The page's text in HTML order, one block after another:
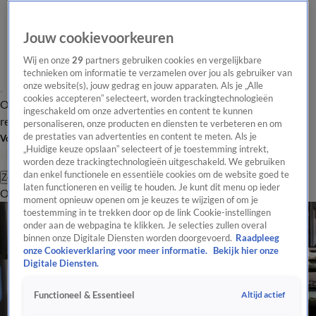
Overzicht Laatste nieuws Regionieuws Het beste van Hart
Tip de
redactie
Volg Hart van Nederland
Zoeken
OverzichtRegioUitzendingenWeerTip de redactiePanelVideo's
Jouw cookievoorkeuren
Wij en onze29 partners gebruiken cookies en vergelijkbare
technieken om informatie te verzamelen over jou als gebruiker van
onze website(s), jouw gedrag en jouw apparaten. Als je „Alle
cookies accepteren” selecteert, worden trackingtechnologieën
ingeschakeld om onze advertenties en content te kunnen
personaliseren, onze producten en diensten te verbeteren en om
de prestaties van advertenties en content te meten. Als je
„Huidige keuze opslaan” selecteert of je toestemming intrekt,
worden deze trackingtechnologieën uitgeschakeld. We gebruiken
dan enkel functionele en essentiële cookies om de website goed te
laten functioneren en veilig te houden. Je kunt dit menu op ieder
moment opnieuw openen om je keuzes te wijzigen of om je
toestemming in te trekken door op de link Cookie-instellingen
onder aan de webpagina te klikken. Je selecties zullen overal
binnen onze Digitale Diensten worden doorgevoerd. Raadpleeg
onze Cookieverklaring voor meer informatie.
Bekijk hier onze
Digitale Diensten.
Functioneel & Essentieel Altijd actief